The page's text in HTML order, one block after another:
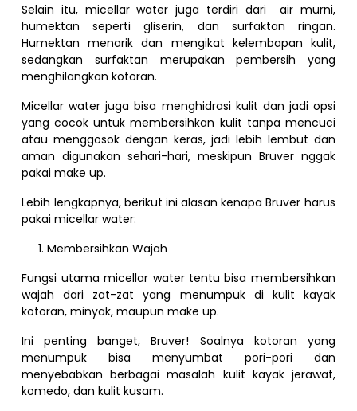
Selain itu, micellar water juga terdiri dari air murni,
humektan seperti gliserin, dan surfaktan ringan.
Humektan menarik dan mengikat kelembapan kulit,
sedangkan surfaktan merupakan pembersih yang
menghilangkan kotoran.
Micellar water juga bisa menghidrasi kulit dan jadi opsi
yang cocok untuk membersihkan kulit tanpa mencuci
atau menggosok dengan keras, jadi lebih lembut dan
aman digunakan sehari-hari, meskipun Bruver nggak
pakai make up.
Lebih lengkapnya, berikut ini alasan kenapa Bruver harus
pakai micellar water:
Membersihkan Wajah
Fungsi utama micellar water tentu bisa membersihkan
wajah dari zat-zat yang menumpuk di kulit kayak
kotoran, minyak, maupun make up.
Ini penting banget, Bruver! Soalnya kotoran yang
menumpuk bisa menyumbat pori-pori dan
menyebabkan berbagai masalah kulit kayak jerawat,
komedo, dan kulit kusam.